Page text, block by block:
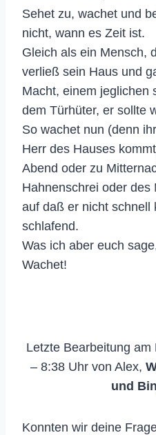
Sehet zu, wachet und
nicht, wann es Zeit ist.
Gleich als ein Mensch,
verließ sein Haus und
Macht, einem jeglichen
dem Türhüter, er sollte
So wachet nun (denn
Herr des Hauses
Abend oder zu
Hahnenschrei oder des
auf daß er nicht schnell
schlafend.
Was ich aber euch
Wachet!
Letzte Bearbeitung
– 8:38 Uhr von Alex,
und
Konnten wir deine